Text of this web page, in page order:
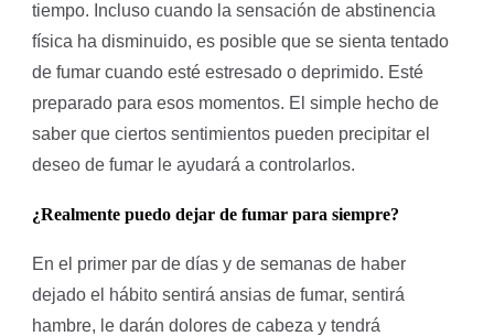
tiempo. Incluso cuando la sensación de abstinencia
física ha disminuido, es posible que se sienta tentado
de fumar cuando esté estresado o deprimido. Esté
preparado para esos momentos. El simple hecho de
saber que ciertos sentimientos pueden precipitar el
deseo de fumar le ayudará a controlarlos.
¿Realmente puedo dejar de fumar para siempre?
En el primer par de días y de semanas de haber
dejado el hábito sentirá ansias de fumar, sentirá
hambre, le darán dolores de cabeza y tendrá